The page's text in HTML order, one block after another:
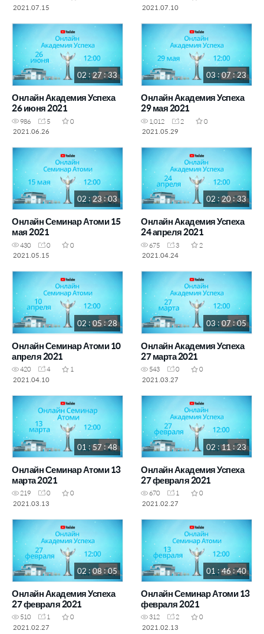
2021.07.15
2021.07.10
02 : 27 : 33
Онлайн Академия Успеха
26 июня 2021
986 5
0
2021.06.26
03 : 07 : 23
Онлайн Академия Успеха
29 мая 2021
1,012 2
0
2021.05.29
02 : 23 : 03
Онлайн Семинар Атоми 15
мая 2021
430 0
0
2021.05.15
02 : 20 : 33
Онлайн Академия Успеха
24 апреля 2021
675 3
2
2021.04.24
02 : 05 : 28
Онлайн Семинар Атоми 10
апреля 2021
420 4
1
2021.04.10
03 : 07 : 05
Онлайн Академия Успеха
27 марта 2021
543 0
0
2021.03.27
01 : 57 : 48
Онлайн Семинар Атоми 13
марта 2021
219 0
0
2021.03.13
02 : 11 : 23
Онлайн Академия Успеха
27 февраля 2021
670 1
0
2021.02.27
02 : 08 : 05
Онлайн Академия Успеха
27 февраля 2021
510 1
0
2021.02.27
01 : 46 : 40
Онлайн Семинар Атоми 13
февраля 2021
312 2
0
2021.02.13